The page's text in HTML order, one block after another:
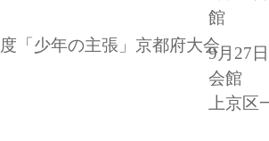
館
度「少年の主張」京都府大会9月27
会館
上京